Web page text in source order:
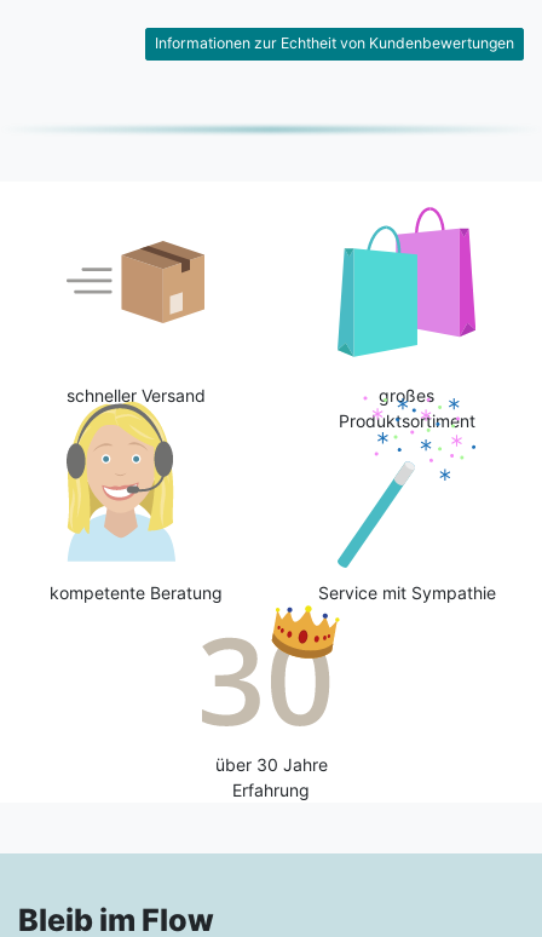
Informationen zur Echtheit von Kundenbewertungen
schneller Versand
großes
Produktsortiment
kompetente Beratung Service mit Sympathie
über 30 Jahre
Erfahrung
Bleib im Flow